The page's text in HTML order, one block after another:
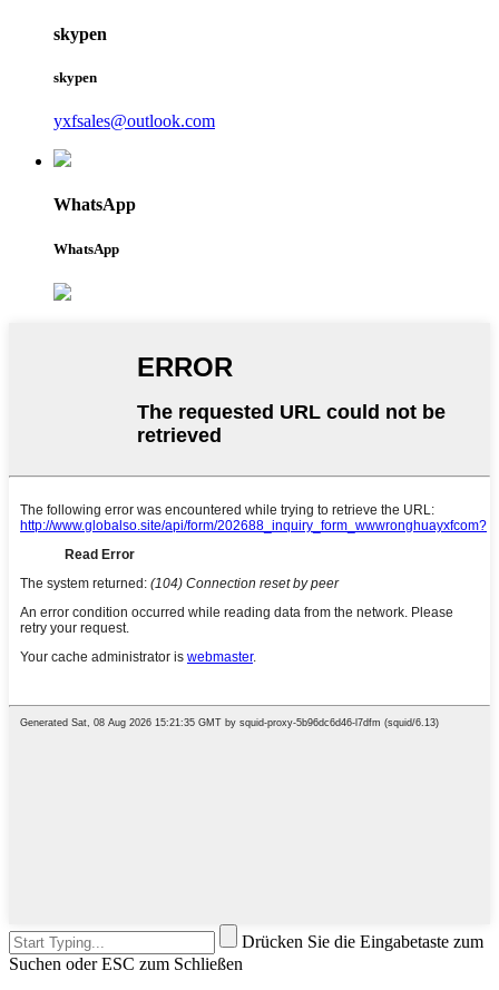
skypen
skypen
yxfsales@outlook.com
WhatsApp
WhatsApp
Drücken Sie die Eingabetaste zum
Suchen oder ESC zum Schließen